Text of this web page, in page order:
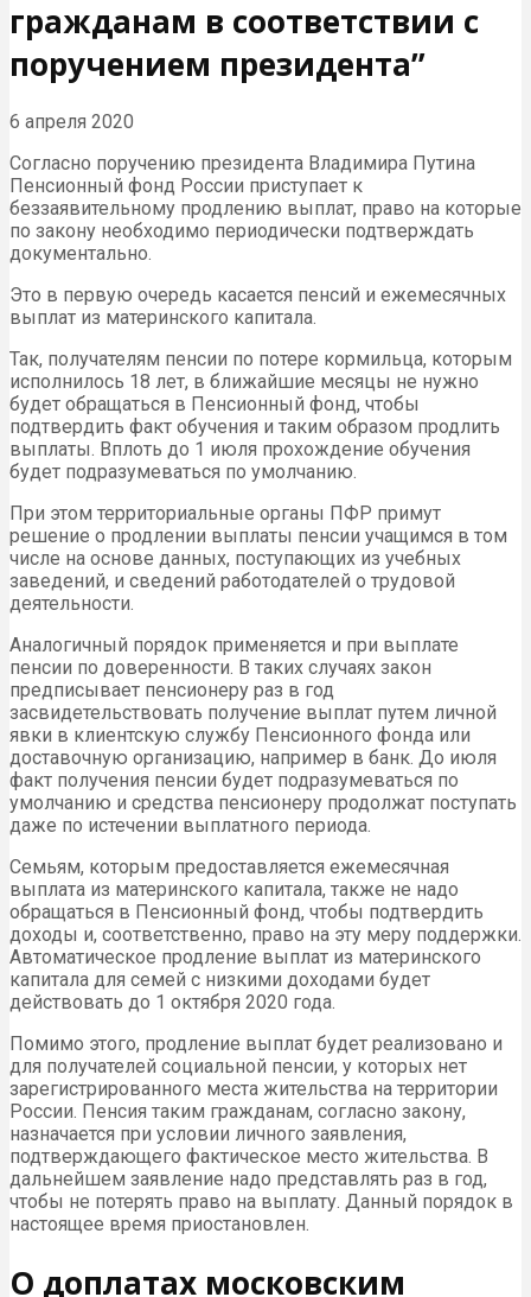
гражданам в соответствии с
поручением президента”
6 апреля 2020
Согласно поручению президента Владимира Путина
Пенсионный фонд России приступает к
беззаявительному продлению выплат, право на которые
по закону необходимо периодически подтверждать
документально.
Это в первую очередь касается пенсий и ежемесячных
выплат из материнского капитала.
Так, получателям пенсии по потере кормильца, которым
исполнилось 18 лет, в ближайшие месяцы не нужно
будет обращаться в Пенсионный фонд, чтобы
подтвердить факт обучения и таким образом продлить
выплаты. Вплоть до 1 июля прохождение обучения
будет подразумеваться по умолчанию.
При этом территориальные органы ПФР примут
решение о продлении выплаты пенсии учащимся в том
числе на основе данных, поступающих из учебных
заведений, и сведений работодателей о трудовой
деятельности.
Аналогичный порядок применяется и при выплате
пенсии по доверенности. В таких случаях закон
предписывает пенсионеру раз в год
засвидетельствовать получение выплат путем личной
явки в клиентскую службу Пенсионного фонда или
доставочную организацию, например в банк. До июля
факт получения пенсии будет подразумеваться по
умолчанию и средства пенсионеру продолжат поступать
даже по истечении выплатного периода.
Семьям, которым предоставляется ежемесячная
выплата из материнского капитала, также не надо
обращаться в Пенсионный фонд, чтобы подтвердить
доходы и, соответственно, право на эту меру поддержки.
Автоматическое продление выплат из материнского
капитала для семей с низкими доходами будет
действовать до 1 октября 2020 года.
Помимо этого, продление выплат будет реализовано и
для получателей социальной пенсии, у которых нет
зарегистрированного места жительства на территории
России. Пенсия таким гражданам, согласно закону,
назначается при условии личного заявления,
подтверждающего фактическое место жительства. В
дальнейшем заявление надо представлять раз в год,
чтобы не потерять право на выплату. Данный порядок в
настоящее время приостановлен.
О доплатах московским